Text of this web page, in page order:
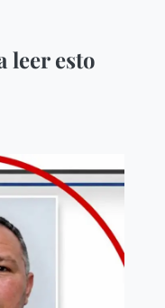
leer esto